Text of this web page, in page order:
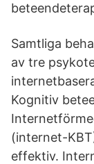
Samtliga
av tre
Kognitiv
(internet-
effektiv.